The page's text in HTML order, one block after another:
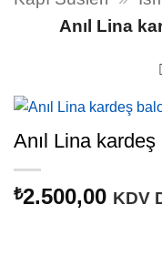
Anıl Lina
Anıl Lina
₺2.500,00 KDV